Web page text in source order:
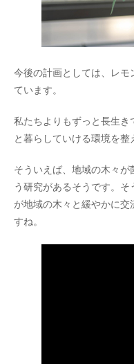
今後の計画としては、レモ
ています。
私たちよりもずっと長生き
と暮らしていける環境を整
そういえば、地域の木々
う研究があるそうです。
が地域の木々と緩やかに交
すね。